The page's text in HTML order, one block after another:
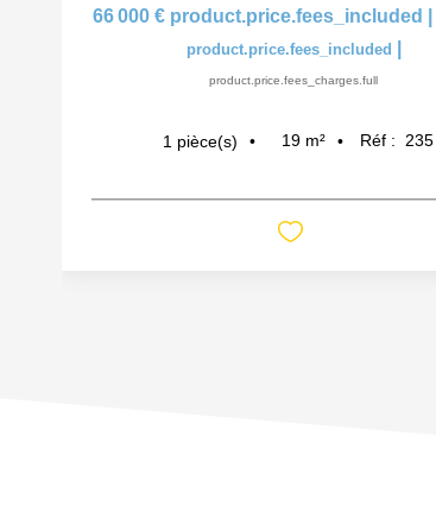
66 000 € product.price.fees_included
product.price.fees_included
product.price.fees_charges.full
1 pièce(s) 19 m² Réf : 235